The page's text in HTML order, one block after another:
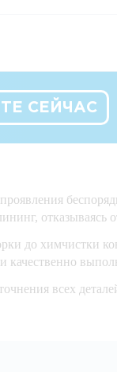
СЕЙЧАС
до химчистки
всех